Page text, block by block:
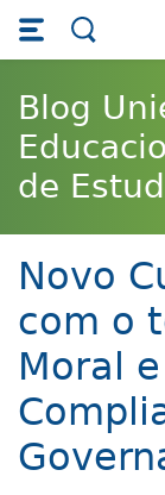
Skip main
Skip to main
Blog
de
Novo
com o
Moral